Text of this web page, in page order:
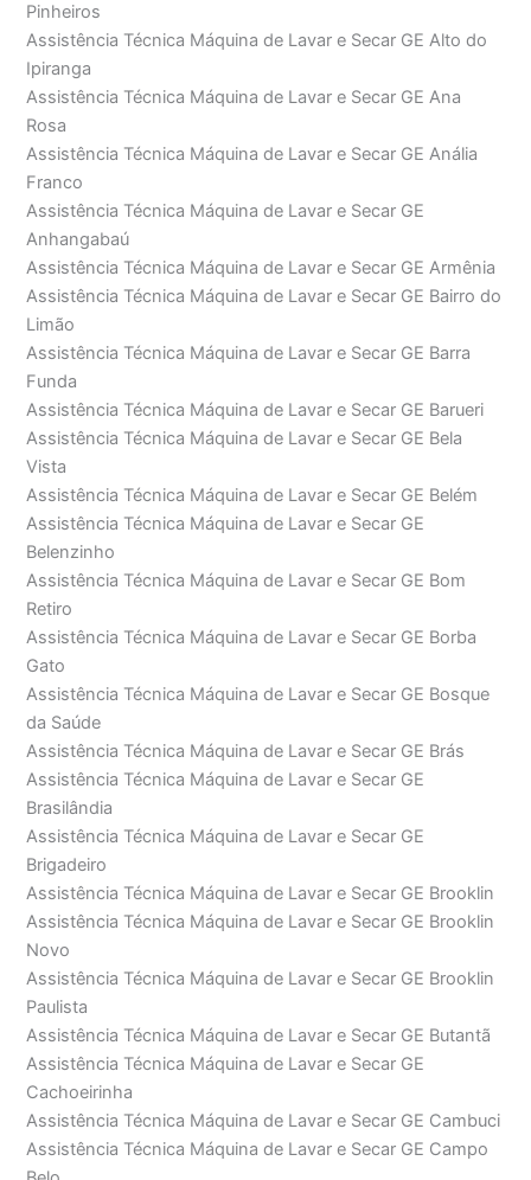
Pinheiros
Assistência Técnica Máquina de Lavar e Secar GE Alto do
Ipiranga
Assistência Técnica Máquina de Lavar e Secar GE Ana
Rosa
Assistência Técnica Máquina de Lavar e Secar GE Anália
Franco
Assistência Técnica Máquina de Lavar e Secar GE
Anhangabaú
Assistência Técnica Máquina de Lavar e Secar GE Armênia
Assistência Técnica Máquina de Lavar e Secar GE Bairro do
Limão
Assistência Técnica Máquina de Lavar e Secar GE Barra
Funda
Assistência Técnica Máquina de Lavar e Secar GE Barueri
Assistência Técnica Máquina de Lavar e Secar GE Bela
Vista
Assistência Técnica Máquina de Lavar e Secar GE Belém
Assistência Técnica Máquina de Lavar e Secar GE
Belenzinho
Assistência Técnica Máquina de Lavar e Secar GE Bom
Retiro
Assistência Técnica Máquina de Lavar e Secar GE Borba
Gato
Assistência Técnica Máquina de Lavar e Secar GE Bosque
da Saúde
Assistência Técnica Máquina de Lavar e Secar GE Brás
Assistência Técnica Máquina de Lavar e Secar GE
Brasilândia
Assistência Técnica Máquina de Lavar e Secar GE
Brigadeiro
Assistência Técnica Máquina de Lavar e Secar GE Brooklin
Assistência Técnica Máquina de Lavar e Secar GE Brooklin
Novo
Assistência Técnica Máquina de Lavar e Secar GE Brooklin
Paulista
Assistência Técnica Máquina de Lavar e Secar GE Butantã
Assistência Técnica Máquina de Lavar e Secar GE
Cachoeirinha
Assistência Técnica Máquina de Lavar e Secar GE Cambuci
Assistência Técnica Máquina de Lavar e Secar GE Campo